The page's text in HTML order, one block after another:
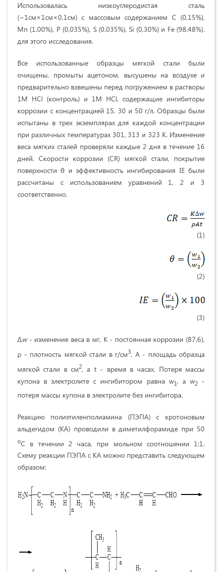
Использовалась низкоуглеродистая сталь
(~1см×1см×0,1см) с массовым содержанием C (0,15%),
Mn (1,00%), P (0,035%), S (0,035%), Si (0,30%) и Fe (98,48%).
для этого исследования.
Все использованные образцы мягкой стали были
очищены, промыты ацетоном, высушены на воздухе и
предварительно взвешены перед погружением в растворы
1M HCl (контроль) и 1M HCl, содержащие ингибиторы
коррозии с концентрацией 15, 30 и 50 г/л. Образцы были
испытаны в трех экземплярах для каждой концентрации
при различных температурах 301, 313 и 323 К. Изменение
веса мягких сталей проверяли каждые 2 дня в течение 16
дней. Скорости коррозии (CR) мягкой стали, покрытие
поверхности θ и эффективность ингибирования IE были
рассчитаны с использованием уравнений 1, 2 и 3
соответственно.
(1)
(2)
(3)
∆w- изменение веса в мг, K - постоянная коррозии (87,6),
ρ - плотность мягкой стали в г/см3, A - площадь образца
мягкой стали в см2, а t - время в часах. Потеря массы
купона в электролите с ингибитором равна w1, а w2-
потеря массы купона в электролите без ингибитора.
Реакцию полиэтиленполиамина (ПЭПА) с кротоновым
альдегидом (КА) проводили в диметилфорамиде при 50
оС в течении 2 часа, при мольном соотношении 1:1.
Схему реакции ПЭПА с КА можно представить следующем
образом: